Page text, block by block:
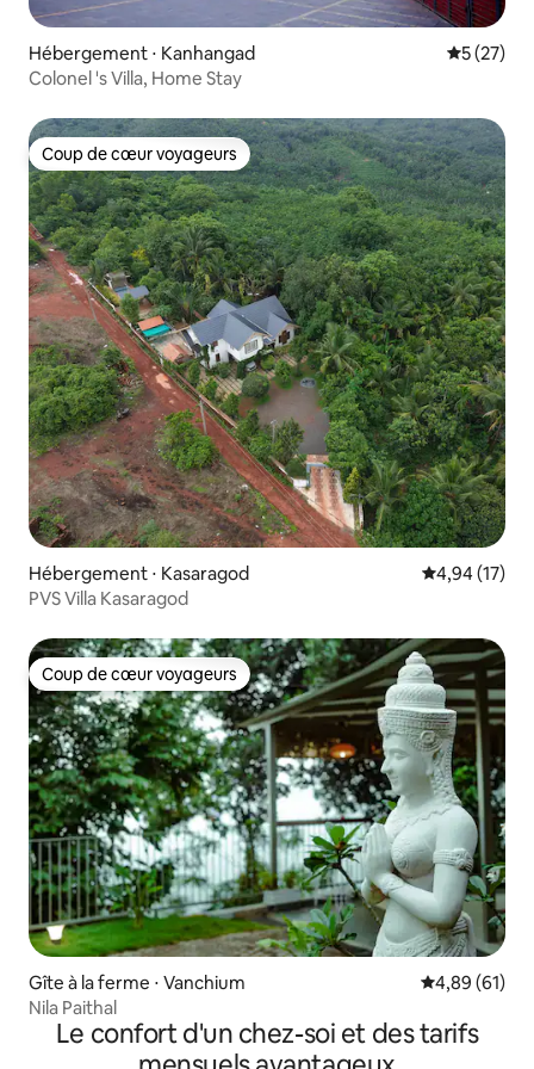
Hébergement ⋅ Kanhangad
5 (27)
Colonel 's Villa, Home Stay
Coup de cœur voyageurs
Coup de cœur voyageurs
Hébergement ⋅ Kasaragod Évaluation
4,94 (17)
PVS Villa Kasaragod
Coup de cœur voyageurs
Coup de cœur voyageurs
Gîte à la ferme ⋅ Vanchium Évaluation
4,89 (61)
Nila Paithal
Le confort d'un chez-soi et des tarifs